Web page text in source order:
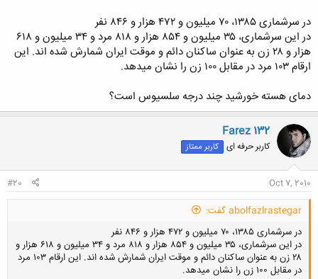
و چند نفر زن و مرد ؟؟؟؟؟؟؟
در سرشماری ۱٣٨۵، ۷۰ میلیون و ۴۷۲ هزار و ٨۴۶ نفر
در این سرشماری، ٣۵ میلیون و ٨۵۴ هزار و ٨۱٨ مرد و ٣۴ میلیون و ۶۱٨
هزار و ۲٨ زن به عنوان ساکنان دائم و موقت ایران شمارش شده اند. این
ارقام ۱۰٣ مرد در مقابل ۱۰۰ زن را نشان میدهد.
دمای هسته خورشید چند درجه سلسیوس است؟
Farez 132
کاربر حرفه ای کاربر ممتاز
Oct 7, 2010
#20
abolfazlrastegar گفت:
در سرشماری ۱٣٨۵، ۷۰ میلیون و ۴۷۲ هزار و ٨۴۶ نفر
در این سرشماری، ٣۵ میلیون و ٨۵۴ هزار و ٨۱٨ مرد و ٣۴ میلیون و ۶۱٨ هزار و
۲٨ زن به عنوان ساکنان دائم و موقت ایران شمارش شده اند. این ارقام ۱۰٣ مرد
در مقابل ۱۰۰ زن را نشان میدهد.